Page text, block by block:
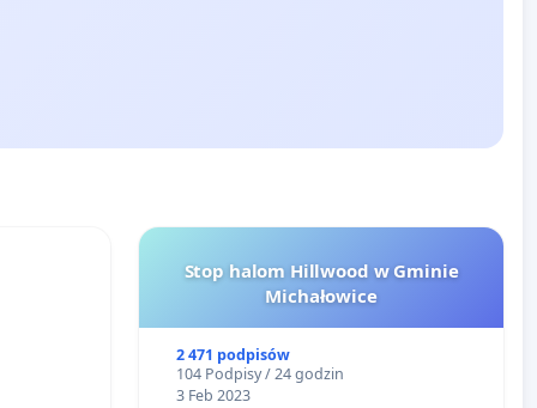
Stop halom Hillwood w Gminie
Michałowice
2 471 podpisów
104 Podpisy / 24 godzin
3 Feb 2023